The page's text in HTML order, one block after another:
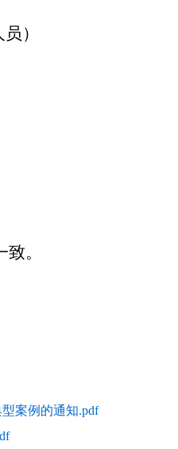
）
。
案例的通知.pdf